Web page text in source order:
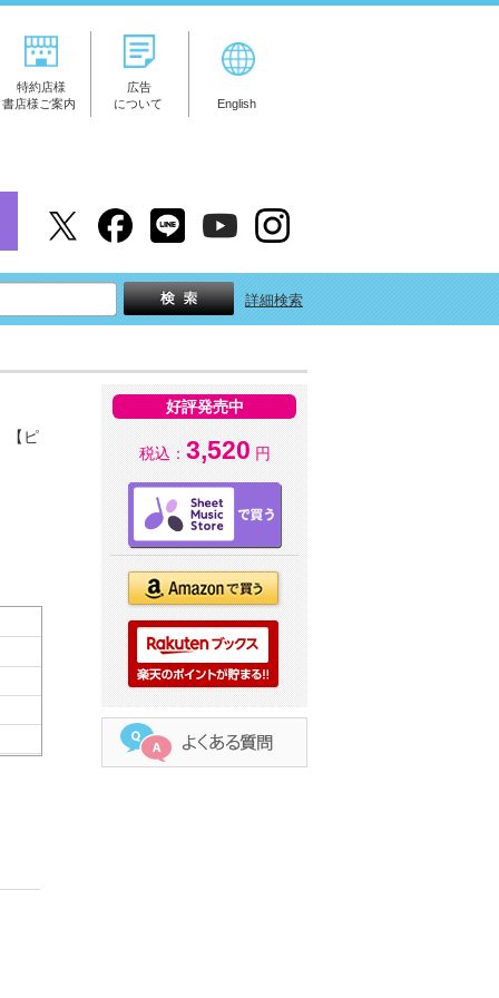
特約店様
書店様ご案内
広告
について
English
詳細検索
【ピ
好評発売中
税込： 3,520 円